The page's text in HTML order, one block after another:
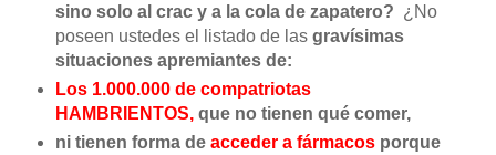
sino solo al crac y a la cola de zapatero? ¿No
poseen ustedes el listado de las gravísimas
situaciones apremiantes de:
Los 1.000.000 de compatriotas
HAMBRIENTOS, que no tienen qué comer,
ni tienen forma de acceder a fármacos porque